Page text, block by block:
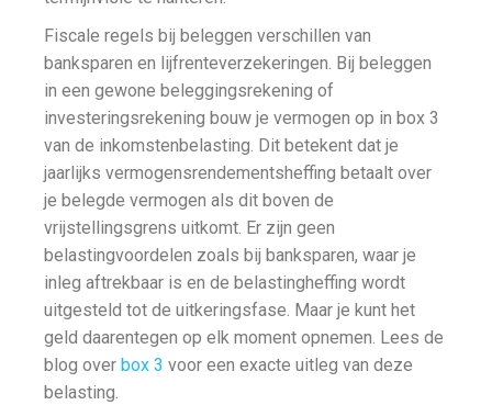
Fiscale regels bij beleggen verschillen van
banksparen en lijfrenteverzekeringen. Bij beleggen
in een gewone beleggingsrekening of
investeringsrekening bouw je vermogen op in box 3
van de inkomstenbelasting. Dit betekent dat je
jaarlijks vermogensrendementsheffing betaalt over
je belegde vermogen als dit boven de
vrijstellingsgrens uitkomt. Er zijn geen
belastingvoordelen zoals bij banksparen, waar je
inleg aftrekbaar is en de belastingheffing wordt
uitgesteld tot de uitkeringsfase. Maar je kunt het
geld daarentegen op elk moment opnemen. Lees de
blog over box 3 voor een exacte uitleg van deze
belasting.